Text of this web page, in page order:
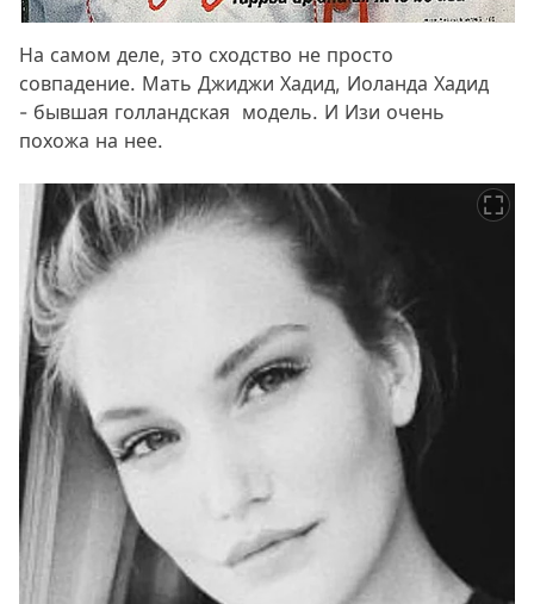
На самом деле, это сходство не просто
совпадение. Мать Джиджи Хадид, Иоланда Хадид
- бывшая голландская модель. И Изи очень
похожа на нее.